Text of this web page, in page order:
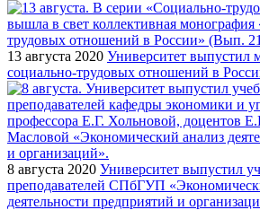
13 августа 2020 Университет выпустил
социально-трудовых отношений в
8 августа 2020 Университет выпустил
преподавателей СПбГУП
деятельности предприятий и